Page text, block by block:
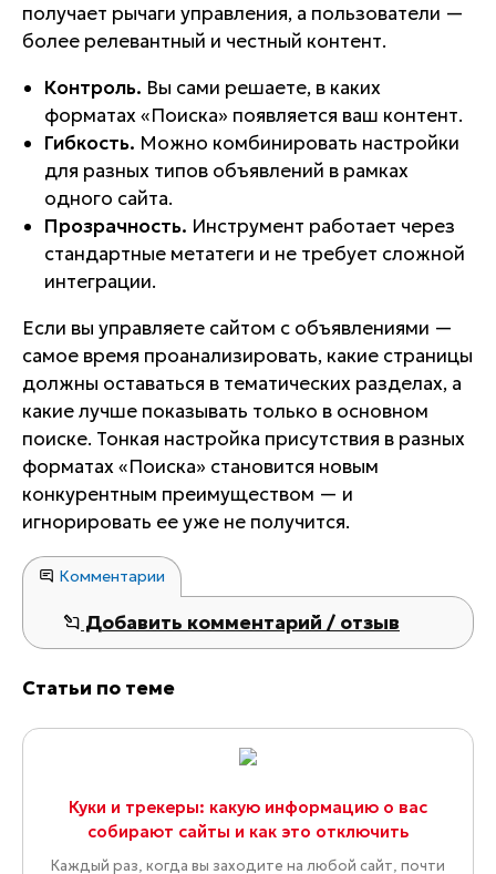
получает рычаги управления, а пользователи —
более релевантный и честный контент.
Контроль. Вы сами решаете, в каких
форматах «Поиска» появляется ваш контент.
Гибкость. Можно комбинировать настройки
для разных типов объявлений в рамках
одного сайта.
Прозрачность. Инструмент работает через
стандартные метатеги и не требует сложной
интеграции.
Если вы управляете сайтом с объявлениями —
самое время проанализировать, какие страницы
должны оставаться в тематических разделах, а
какие лучше показывать только в основном
поиске. Тонкая настройка присутствия в разных
форматах «Поиска» становится новым
конкурентным преимуществом — и
игнорировать ее уже не получится.
Комментарии
Добавить комментарий / отзыв
Статьи по теме
Куки и трекеры: какую информацию о вас
собирают сайты и как это отключить
Каждый раз, когда вы заходите на любой сайт, почти